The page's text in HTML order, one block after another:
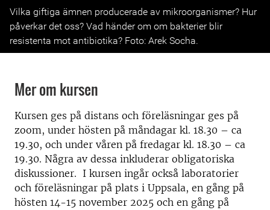
Previous
Vilka giftiga ämnen producerade av mikroorganismer? Hur
påverkar det oss? Vad händer om om bakterier blir
resistenta mot antibiotika? Foto: Arek Socha.
Mer om kursen
Kursen ges på distans och föreläsningar ges på
zoom, under hösten på måndagar kl. 18.30 – ca
19.30, och under våren på fredagar kl. 18.30 – ca
19.30. Några av dessa inkluderar obligatoriska
diskussioner. I kursen ingår också laboratorier
och föreläsningar på plats i Uppsala, en gång på
hösten 14-15 november 2025 och en gång på